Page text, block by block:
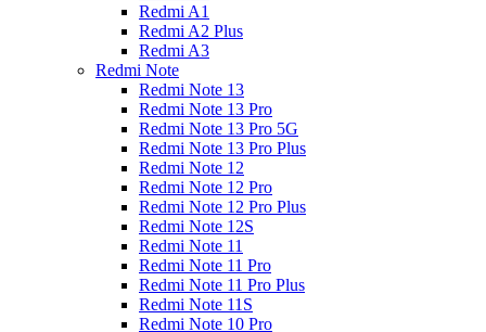
Redmi A1
Redmi A2 Plus
Redmi A3
Redmi Note
Redmi Note 13
Redmi Note 13 Pro
Redmi Note 13 Pro 5G
Redmi Note 13 Pro Plus
Redmi Note 12
Redmi Note 12 Pro
Redmi Note 12 Pro Plus
Redmi Note 12S
Redmi Note 11
Redmi Note 11 Pro
Redmi Note 11 Pro Plus
Redmi Note 11S
Redmi Note 10 Pro